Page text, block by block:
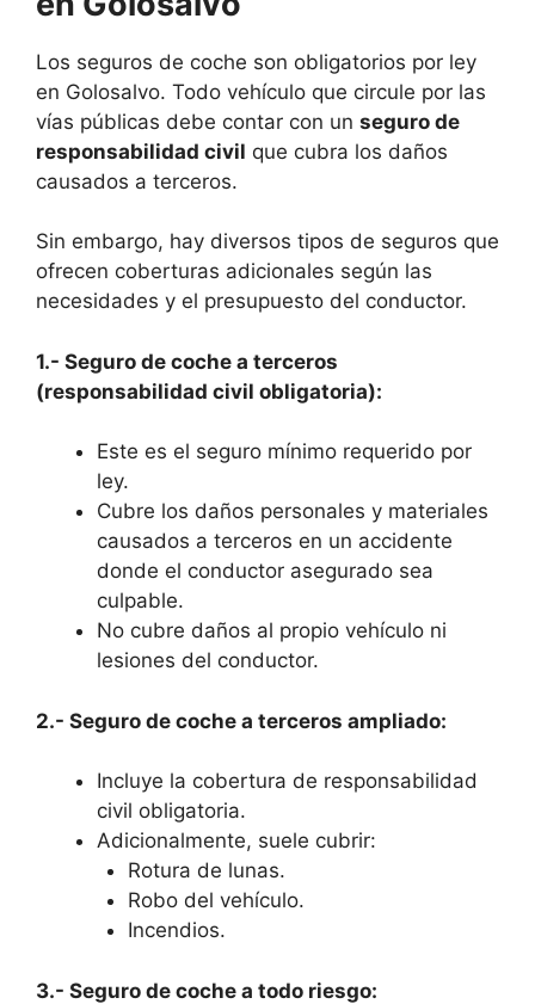
Los seguros de coche son obligatorios por ley
en Golosalvo. Todo vehículo que circule por las
vías públicas debe contar con un seguro de
responsabilidad civil que cubra los daños
causados a terceros.
Sin embargo, hay diversos tipos de seguros que
ofrecen coberturas adicionales según las
necesidades y el presupuesto del conductor.
1.- Seguro de coche a terceros
(responsabilidad civil obligatoria):
Este es el seguro mínimo requerido por
ley.
Cubre los daños personales y materiales
causados a terceros en un accidente
donde el conductor asegurado sea
culpable.
No cubre daños al propio vehículo ni
lesiones del conductor.
2.- Seguro de coche a terceros ampliado:
Incluye la cobertura de responsabilidad
civil obligatoria.
Adicionalmente, suele cubrir:
Rotura de lunas.
Robo del vehículo.
Incendios.
3.- Seguro de coche a todo riesgo: